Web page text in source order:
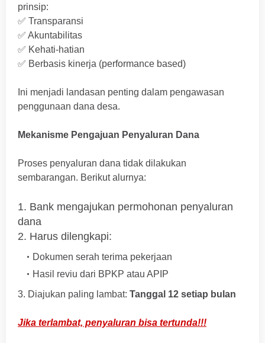
prinsip:
✅ Transparansi
✅ Akuntabilitas
✅ Kehati-hatian
✅ Berbasis kinerja (performance based)
Ini menjadi landasan penting dalam pengawasan
penggunaan dana desa.
Mekanisme Pengajuan Penyaluran Dana
Proses penyaluran dana tidak dilakukan
sembarangan. Berikut alurnya:
1. Bank mengajukan permohonan penyaluran
dana
2. Harus dilengkapi:
Dokumen serah terima pekerjaan
Hasil reviu dari BPKP atau APIP
3. Diajukan paling lambat: Tanggal 12 setiap bulan
Jika terlambat, penyaluran bisa tertunda!!!